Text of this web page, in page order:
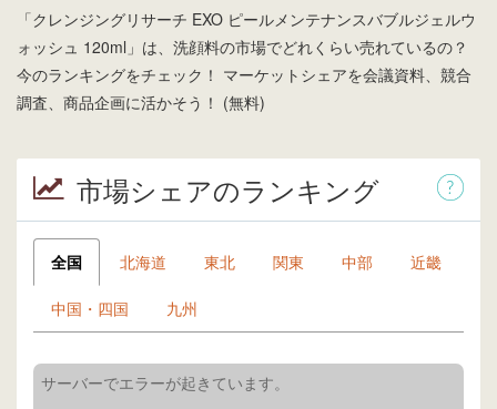
「クレンジングリサーチ EXO ピールメンテナンスバブルジェルウ
ォッシュ 120ml」は、洗顔料の市場でどれくらい売れているの？
今のランキングをチェック！ マーケットシェアを会議資料、競合
調査、商品企画に活かそう！ (無料)
市場シェアのランキング
全国 北海道 東北 関東 中部 近畿
中国・四国 九州